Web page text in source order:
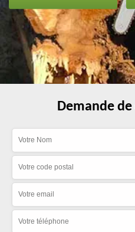
Demande